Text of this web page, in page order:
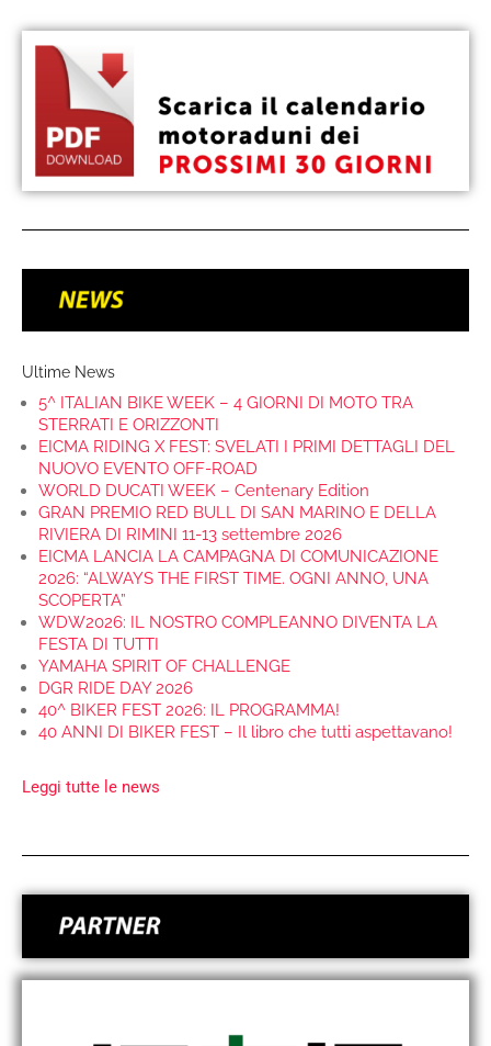
Ultime News
5^ ITALIAN BIKE WEEK – 4 GIORNI DI MOTO TRA
STERRATI E ORIZZONTI
EICMA RIDING X FEST: SVELATI I PRIMI DETTAGLI DEL
NUOVO EVENTO OFF-ROAD
WORLD DUCATI WEEK – Centenary Edition
GRAN PREMIO RED BULL DI SAN MARINO E DELLA
RIVIERA DI RIMINI 11-13 settembre 2026
EICMA LANCIA LA CAMPAGNA DI COMUNICAZIONE
2026: “ALWAYS THE FIRST TIME. OGNI ANNO, UNA
SCOPERTA”
WDW2026: IL NOSTRO COMPLEANNO DIVENTA LA
FESTA DI TUTTI
YAMAHA SPIRIT OF CHALLENGE
DGR RIDE DAY 2026
40^ BIKER FEST 2026: IL PROGRAMMA!
40 ANNI DI BIKER FEST – Il libro che tutti aspettavano!
Leggi tutte le news